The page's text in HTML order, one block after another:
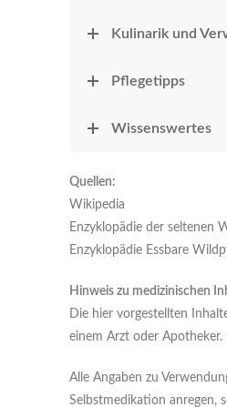
Kulinarik und
Pflegetipps
Wissenswertes
Quellen:
Wikipedia
Enzyklopädie der seltenen
Enzyklopädie Essbare
Hinweis zu medizinischen
Die hier vorgestellten
einem Arzt oder Apotheker.
Alle Angaben zu
Selbstmedikation anregen,